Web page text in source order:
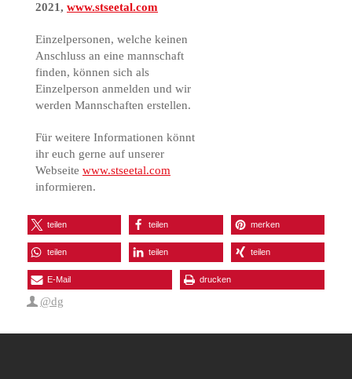
2021, www.stseetal.com
Einzelpersonen, welche keinen
Anschluss an eine mannschaft
finden, können sich als
Einzelperson anmelden und wir
werden Mannschaften erstellen.
Für weitere Informationen könnt
ihr euch gerne auf unserer
Webseite www.stseetal.com
informieren.
teilen teilen merken
teilen teilen teilen
E-Mail drucken
@dg